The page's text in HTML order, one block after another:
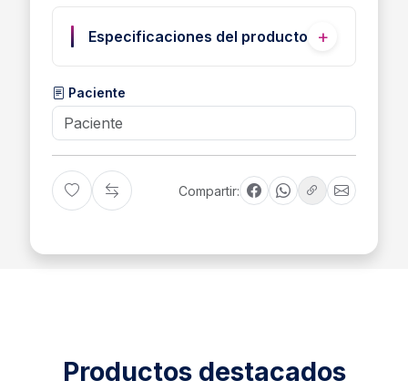
Especificaciones del producto
Paciente
Compartir:
Productos destacados